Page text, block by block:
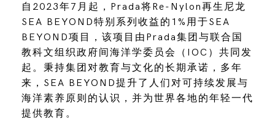
自2023年7月起，Prada将Re-Nylon再生尼龙
SEA BEYOND特别系列收益的1%用于SEA
BEYOND项目，该项目由Prada集团与联合国
教科文组织政府间海洋学委员会（IOC）共同发
起。秉持集团对教育与文化的长期承诺，多年
来，SEA BEYOND提升了人们对可持续发展与
海洋素养原则的认识，并为世界各地的年轻一代
提供教育。